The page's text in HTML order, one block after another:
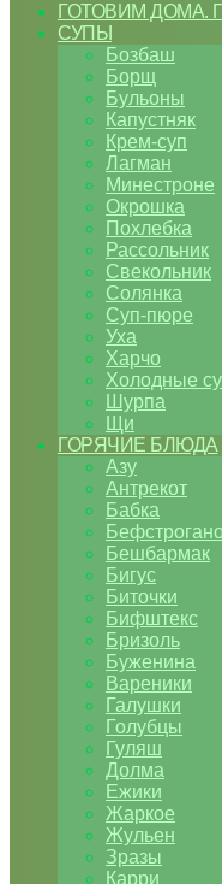
ГОТОВИМ ДОМА.
СУПЫ
Бозбаш
Борщ
Бульоны
Капустняк
Крем-суп
Лагман
Минестроне
Окрошка
Похлебка
Рассольник
Свекольник
Солянка
Суп-пюре
Уха
Харчо
Холодные
Шурпа
Щи
ГОРЯЧИЕ БЛЮДА
Азу
Антрекот
Бабка
Бешбармак
Бигус
Биточки
Бифштекс
Бризоль
Буженина
Вареники
Галушки
Голубцы
Гуляш
Долма
Ежики
Жаркое
Жульен
Зразы
Карри